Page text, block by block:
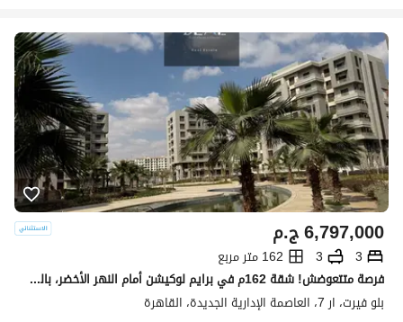
ج.م6,797,000
3
3
162 متر مربع
فرصة متتعوضش! شقة 162م في برايم لوكيشن أمام النهر الأخضر، بالقرب من سيليا ومحور محمد بن زايد الجنوبي، مع خصم كاش 18.5%.
بلو فيرت، ار 7، العاصمة الإدارية الجديدة، القاهرة